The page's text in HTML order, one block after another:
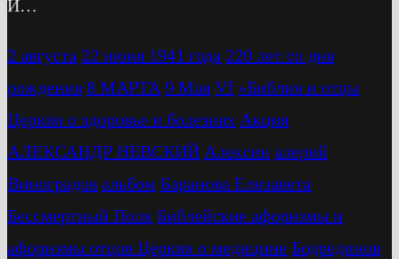
И…
2 августа 22 июня 1941 года 220 лет со дня
рождения 8 МАРТА 9 Мая Vf »Библия и отцы
Церкви о здоровье и болезнях Акция
АЛЕКСАНДР НЕВСКИЙ Алексин алерий
Виноградов альбом Баранова Елизавета
Бессмертный Полк Библейские афоризмы и
афоризмы отцов Церкви о медицине Бодрединов